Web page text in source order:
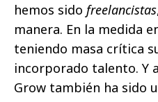
hemos sido freelancistas
manera. En la medida
teniendo masa crítica
incorporado talento. Y
Grow también ha sido